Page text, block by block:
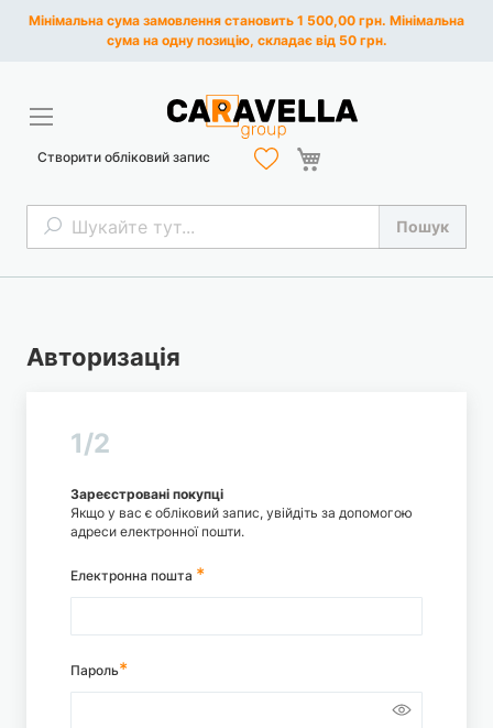
Мінімальна сума замовлення становить 1 500,00 грн. Мінімальна
сума на одну позицію, складає від 50 грн.
Пошук Пошук
Створити обліковий запис
Авторизація
1/2
Зареєстровані покупці
Якщо у вас є обліковий запис, увійдіть за допомогою
адреси електронної пошти.
Електронна пошта
Пароль